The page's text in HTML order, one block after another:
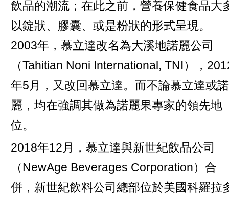
飲品的潮流；在此之前，營養保健食品大
以錠狀、膠囊、或是粉狀的形式呈現。
2003年，慕立達改名為大溪地諾麗公司
（Tahitian Noni International, TNI），
年5月，又改回慕立達。而不論慕立達或諾
麗，均在強調其做為諾麗果專家的領先地
位。
2018年12月，慕立達與新世紀飲品公司
（NewAge Beverages Corporation）合
併，新世紀飲料公司總部位於美國科羅拉